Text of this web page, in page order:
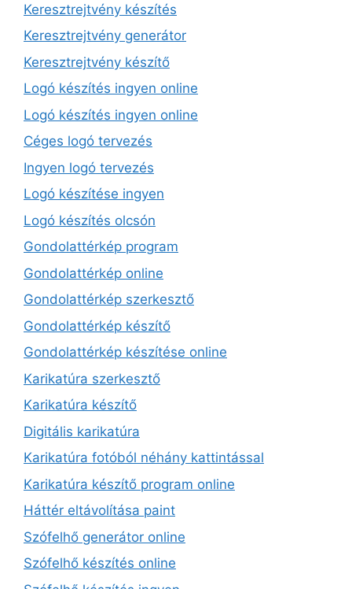
Keresztrejtvény készítés
Keresztrejtvény generátor
Keresztrejtvény készítő
Logó készítés ingyen online
Logó készítés ingyen online
Céges logó tervezés
Ingyen logó tervezés
Logó készítése ingyen
Logó készítés olcsón
Gondolattérkép program
Gondolattérkép online
Gondolattérkép szerkesztő
Gondolattérkép készítő
Gondolattérkép készítése online
Karikatúra szerkesztő
Karikatúra készítő
Digitális karikatúra
Karikatúra fotóból néhány kattintással
Karikatúra készítő program online
Háttér eltávolítása paint
Szófelhő generátor online
Szófelhő készítés online